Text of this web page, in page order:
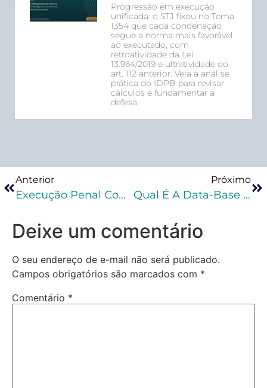
Progressão em execução
unificada: o STJ fixou no Tema
1354 que cada condenação
segue a norma mais favorável
ao executado, com
retroatividade da Lei
13.964/2019 e ultratividade do
art. 112 anterior. Veja a análise
prática do IDPB para revisar
cálculos e fundamentar a
defesa.
Anterior
Execução Penal Com SEEU Completa Cinco Anos
Próximo
Qual É A Data-Base Para Progressão Ao Regime Semiaberto?
Deixe um comentário
O seu endereço de e-mail não será publicado.
Campos obrigatórios são marcados com *
Comentário *